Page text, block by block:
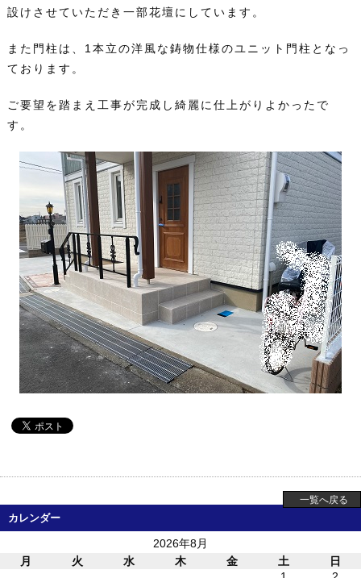
設けさせていただき一部花壇にしています。
また門柱は、1本立の洋風な鋳物仕様のユニット門柱となっ
ております。
ご要望を踏まえ工事が完成し綺麗に仕上がりよかったで
す。
一覧へ戻る
カレンダー
2026年8月
月
火 水 木 金 土 日